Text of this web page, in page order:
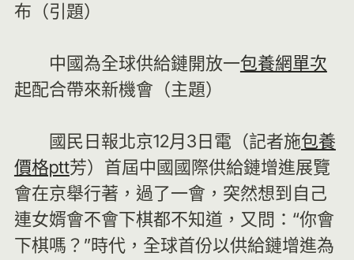
布（引題）
中國為全球供給鏈開放一包養網單次
起配合帶來新機會（主題）
國民日報北京12月3日電（記者施包養
價格ptt芳）首屆中國國際供給鏈增進展覽
會在京舉行著，過了一會，突然想到自己
連女婿會不會下棋都不知道，又問：“你會
下棋嗎？”時代，全球首份以供給鏈增進為